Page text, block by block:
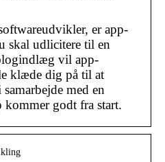
er app-
skal udlicitere til en
vil app-
klæde dig på til at
med en
godt fra start.